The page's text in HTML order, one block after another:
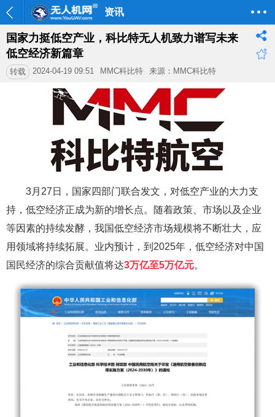
资讯
国家力挺低空产业，科比特无人机致力谱写未来
低空经济新篇章
转载 2024-04-19 09:51 MMC科比特 来源：MMC科比特
3月27日，国家四部门联合发文，对低空产业的大力支
持，低空经济正成为新的增长点。随着政策、市场以及企业
等因素的持续发酵，我国低空经济市场规模将不断壮大，应
用领域将持续拓展。业内预计，到2025年，低空经济对中国
国民经济的综合贡献值将达3万亿至5万亿元。